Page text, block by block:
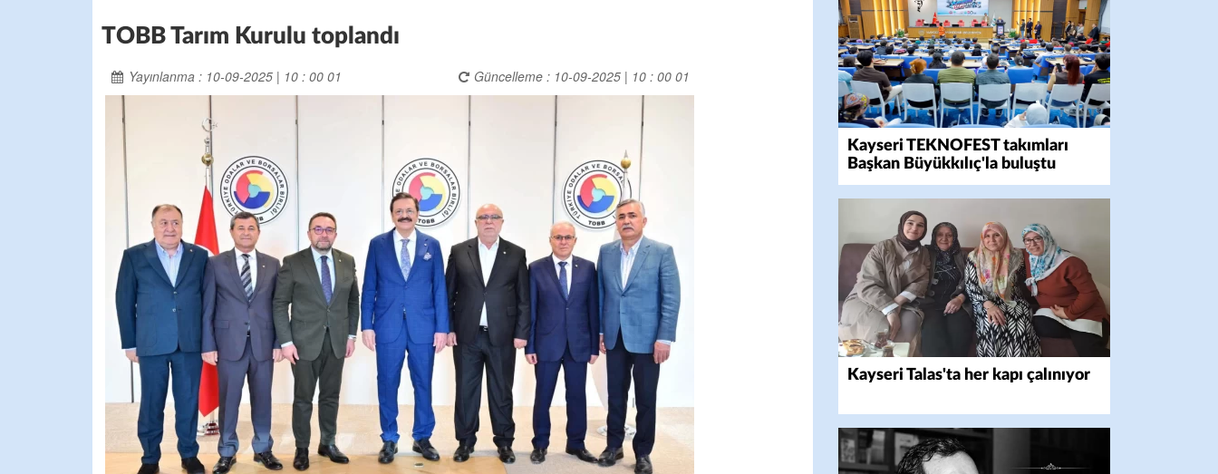
TOBB Tarım Kurulu toplandı
Yayınlanma : 10-09-2025 | 10 : 00 01 Güncelleme : 10-09-2025 | 10 : 00 01
Kayseri TEKNOFEST takımları
Başkan Büyükkılıç'la buluştu
Kayseri Talas'ta her kapı çalınıyor